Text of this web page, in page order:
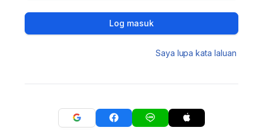
Log masuk
Saya lupa kata laluan